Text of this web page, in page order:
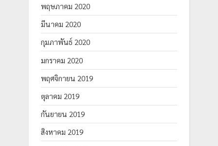
พฤษภาคม 2020
มีนาคม 2020
กุมภาพันธ์ 2020
มกราคม 2020
พฤศจิกายน 2019
ตุลาคม 2019
กันยายน 2019
สิงหาคม 2019